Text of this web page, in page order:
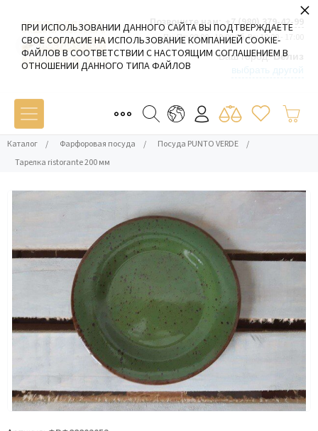
Позвоните нам: +7 (980) 379-42-99
Пн-Пт: 09:00 - 19:00 Сб-Вс: 10:00 - 17:00
Ваш город:Белиз
Каталог / Фарфоровая посуда / Посуда PUNTO VERDE
/
Тарелка ristorante 200 мм
ПРИ ИСПОЛЬЗОВАНИИ ДАННОГО САЙТА ВЫ ПОДТВЕРЖДАЕТЕ
СВОЕ СОГЛАСИЕ НА ИСПОЛЬЗОВАНИЕ КОМПАНИЕЙ COOKIE-
ФАЙЛОВ В СООТВЕТСТВИИ С НАСТОЯЩИМ СОГЛАШЕНИЕМ В
ОТНОШЕНИИ ДАННОГО ТИПА ФАЙЛОВ
×